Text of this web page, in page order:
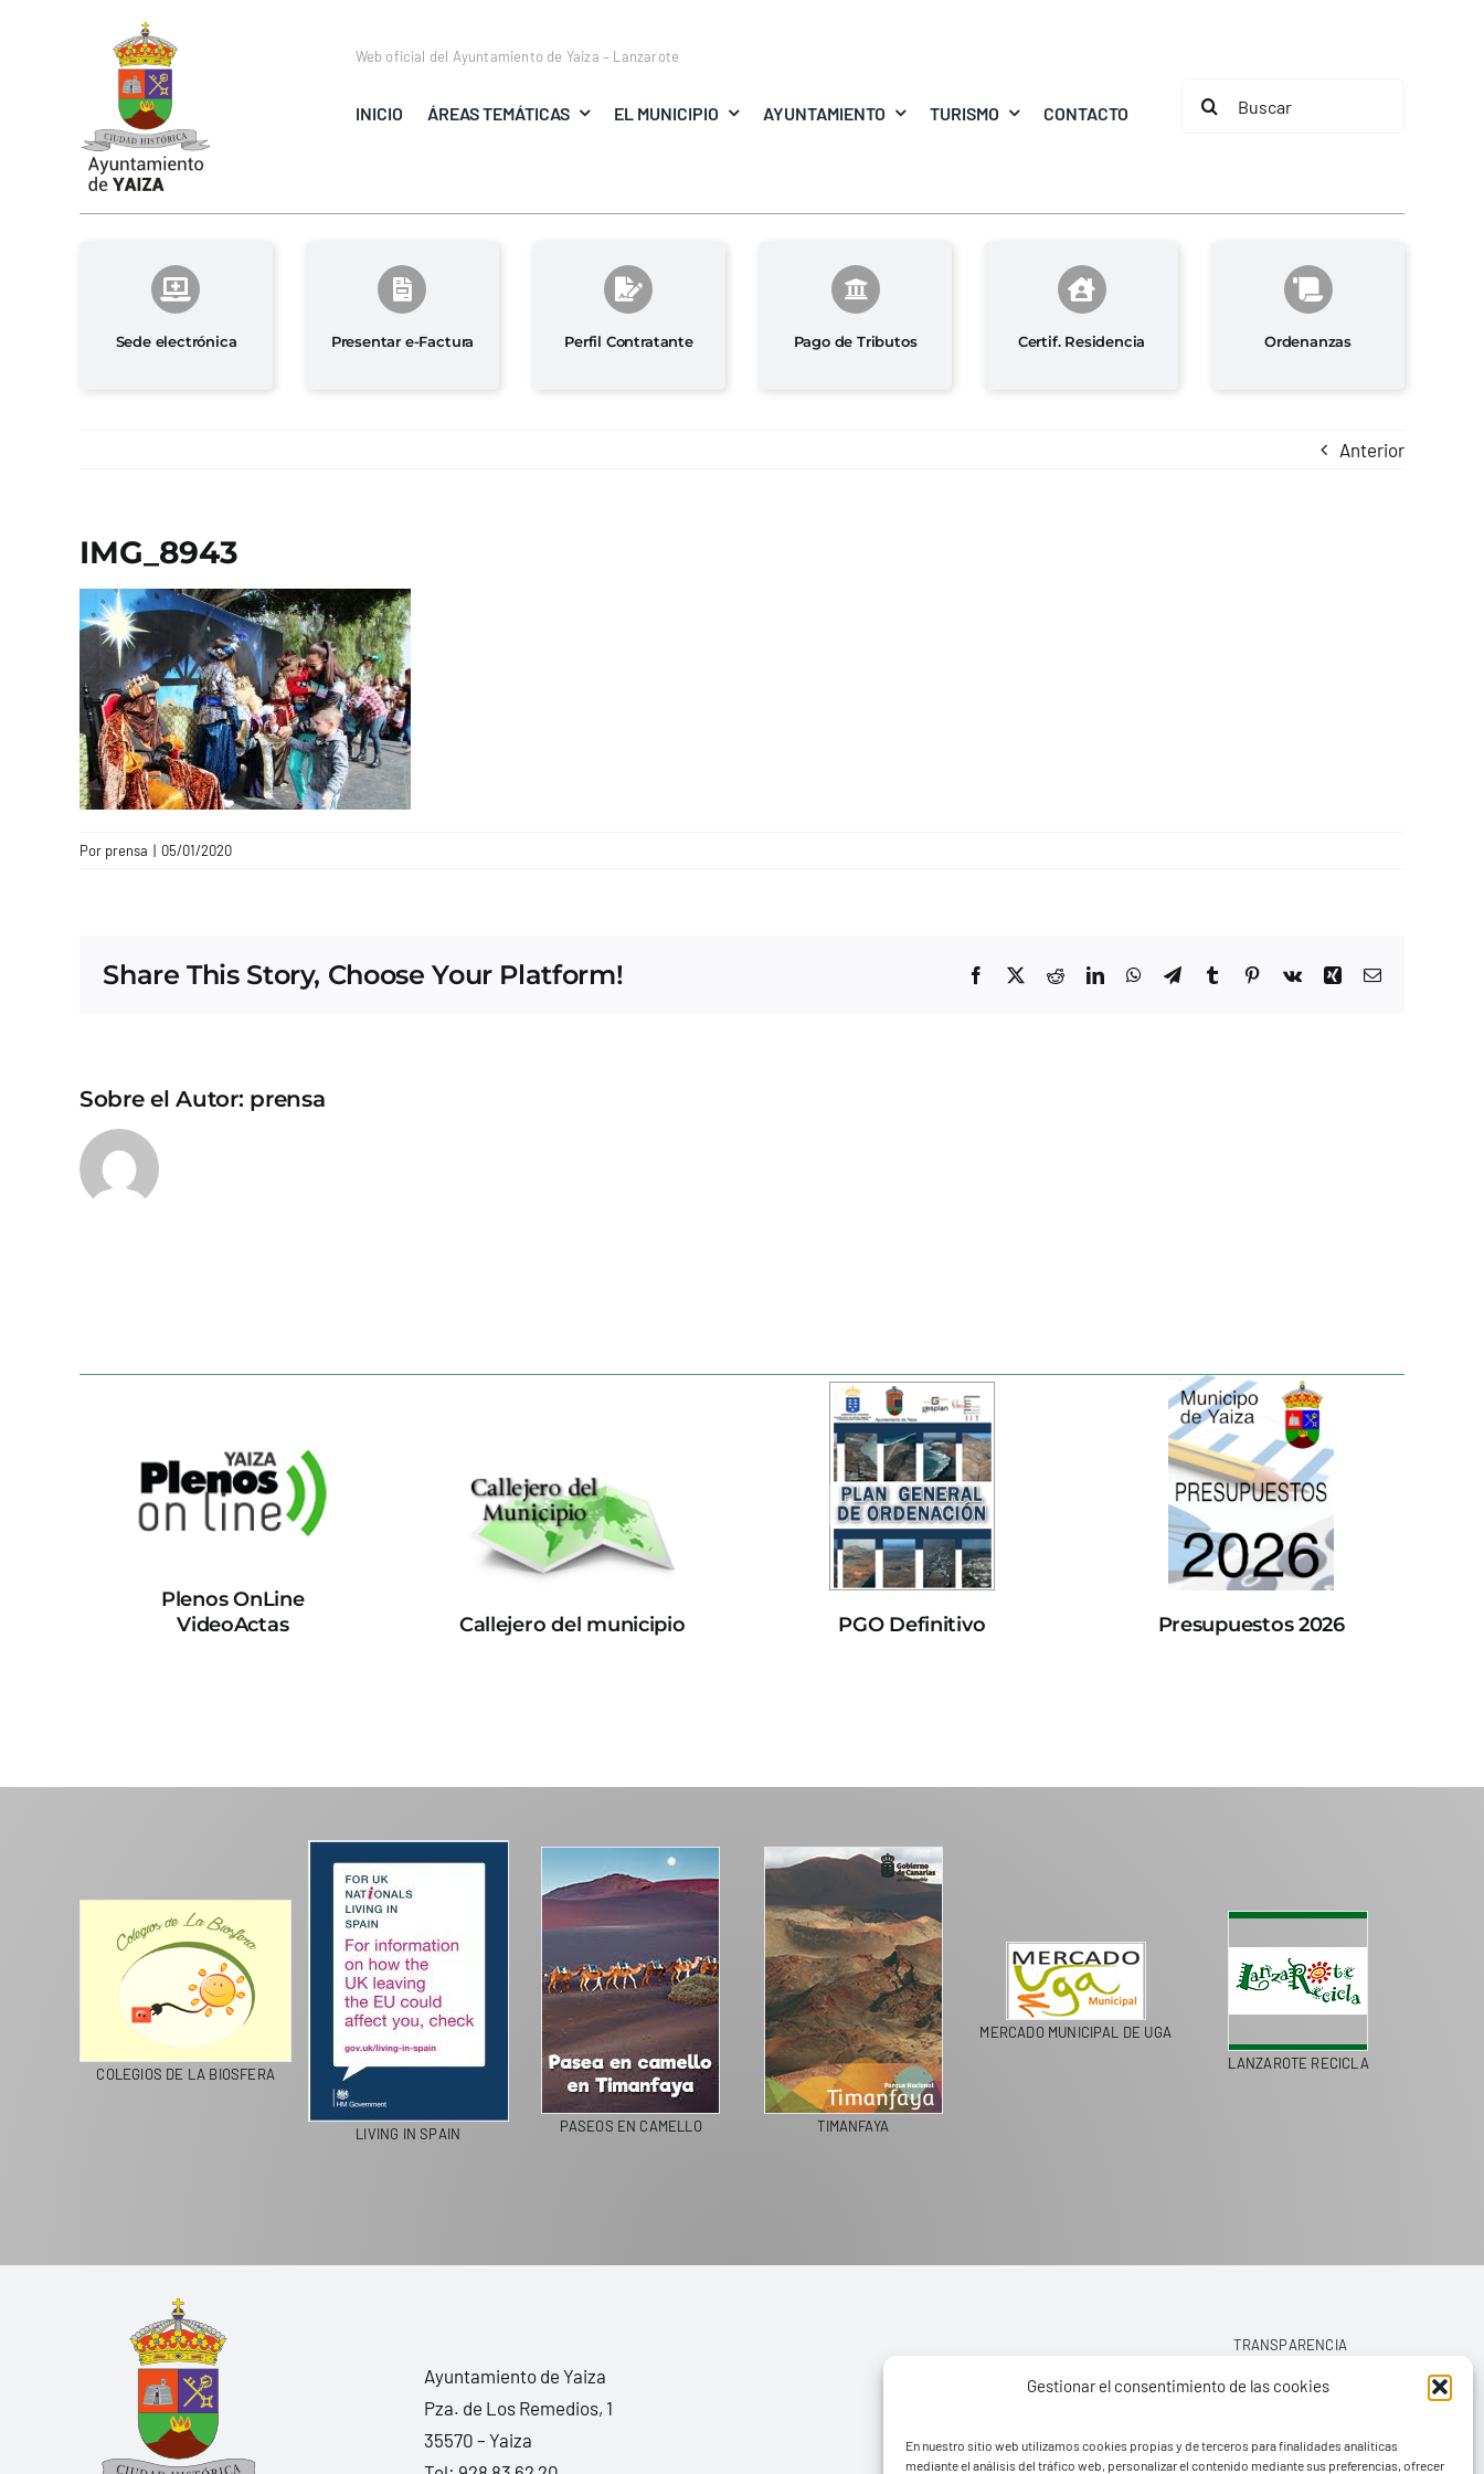
Gestionar el consentimiento de las cookies
En nuestro sitio web utilizamos cookies propias y de terceros para finalidades analíticas
mediante el análisis del tráfico web, personalizar el contenido mediante sus preferencias, ofrecer
Web oficial del Ayuntamiento de Yaiza – Lanzarote
INICIO ÁREAS TEMÁTICAS EL MUNICIPIO AYUNTAMIENTO TURISMO CONTACTO
Buscar:
Sede electrónica Presentar e-Factura Perfil Contratante Pago de Tributos Certif. Residencia Ordenanzas
Anterior
IMG_8943
Por prensa | 05/01/2020
Share This Story, Choose Your Platform! Facebook
X RedditLinkedInWhatsApp
TelegramTumblrPinterest
Vk Xing Correo
Sobre el Autor: prensa
Plenos OnLine
VideoActas
Callejero del municipio PGO Definitivo Presupuestos 2026
COLEGIOS DE LA BIOSFERA
LIVING IN SPAIN PASEOS EN CAMELLO TIMANFAYA
MERCADO MUNICIPAL DE UGA
LANZAROTE RECICLA
Ayuntamiento de Yaiza
Pza. de Los Remedios, 1
35570 – Yaiza
TRANSPARENCIA
AVISO LEGAL
POLÍTICA DE PRIVACIDAD